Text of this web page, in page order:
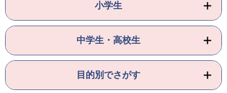
小学生
中学生・高校生
目的別でさがす